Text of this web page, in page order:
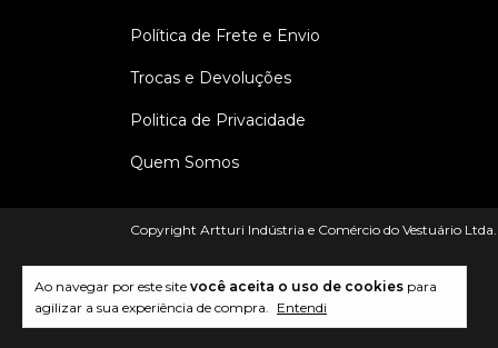
Ao navegar por este site você aceita o uso de cookies para
agilizar a sua experiência de compra. Entendi
Política de Frete e Envio
Trocas e Devoluções
Politica de Privacidade
Quem Somos
Copyright Artturi Indústria e Comércio do Vestuário